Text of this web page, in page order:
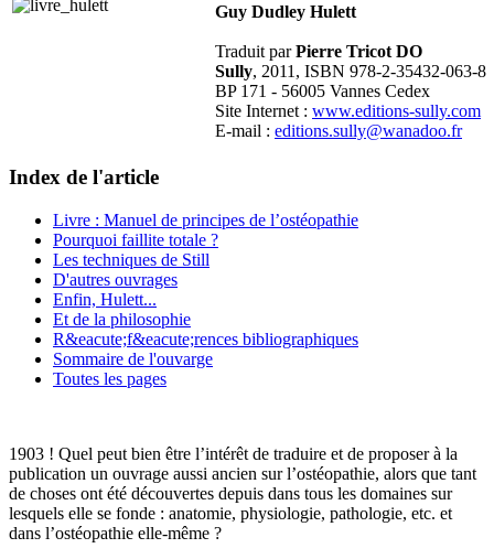
Guy Dudley Hulett
Traduit parPierre Tricot DO
Sully, 2011, ISBN 978-2-35432-063-8
BP 171 - 56005 Vannes Cedex
Site Internet : www.editions-sully.com
E-mail : editions.sully@wanadoo.fr
Index de l'article
Livre : Manuel de principes de l’ostéopathie
Pourquoi faillite totale ?
Les techniques de Still
D'autres ouvrages
Enfin, Hulett...
Et de la philosophie
R&eacute;f&eacute;rences bibliographiques
Sommaire de l'ouvarge
Toutes les pages
1903 ! Quel peut bien être l’intérêt de traduire et de proposer à la
publication un ouvrage aussi ancien sur l’ostéopathie, alors que tant
de choses ont été découvertes depuis dans tous les domaines sur
lesquels elle se fonde : anatomie, physiologie, pathologie, etc. et
dans l’ostéopathie elle-même ?